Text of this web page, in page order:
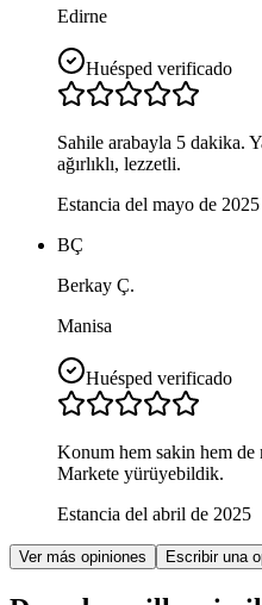
Edirne
Huésped verificado
Sahile arabayla 5 dakika.
ağırlıklı, lezzetli.
Estancia del mayo de 2025
BÇ
Berkay Ç.
Manisa
Huésped verificado
Konum hem sakin hem de
Markete yürüyebildik.
Estancia del abril de 2025
Ver más opiniones Escribir una